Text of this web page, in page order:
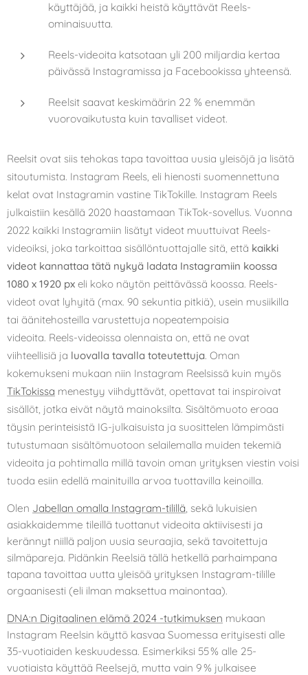
käyttäjää, ja kaikki heistä käyttävät Reels-
ominaisuutta.
Reels-videoita katsotaan yli 200 miljardia kertaa
päivässä Instagramissa ja Facebookissa yhteensä.
Reelsit saavat keskimäärin 22 % enemmän
vuorovaikutusta kuin tavalliset videot.
Reelsit ovat siis tehokas tapa tavoittaa uusia yleisöjä ja lisätä
sitoutumista. Instagram Reels, eli hienosti suomennettuna
kelat ovat Instagramin vastine TikTokille. Instagram Reels
julkaistiin kesällä 2020 haastamaan TikTok-sovellus. Vuonna
2022 kaikki Instagramiin lisätyt videot muuttuivat Reels-
videoiksi, joka tarkoittaa sisällöntuottajalle sitä, että kaikki
videot kannattaa tätä nykyä ladata Instagramiin koossa
1080 x 1920 px eli koko näytön peittävässä koossa. Reels-
videot ovat lyhyitä (max. 90 sekuntia pitkiä), usein musiikilla
tai äänitehosteilla varustettuja nopeatempoisia
videoita. Reels-videoissa olennaista on, että ne ovat
viihteellisiä ja luovalla tavalla toteutettuja. Oman
kokemukseni mukaan niin Instagram Reelsissä kuin myös
TikTokissa menestyy viihdyttävät, opettavat tai inspiroivat
sisällöt, jotka eivät näytä mainoksilta. Sisältömuoto eroaa
täysin perinteisistä IG-julkaisuista ja suosittelen lämpimästi
tutustumaan sisältömuotoon selailemalla muiden tekemiä
videoita ja pohtimalla millä tavoin oman yrityksen viestin voisi
tuoda esiin edellä mainituilla arvoa tuottavilla keinoilla.
Olen Jabellan omalla Instagram-tilillä, sekä lukuisien
asiakkaidemme tileillä tuottanut videoita aktiivisesti ja
kerännyt niillä paljon uusia seuraajia, sekä tavoitettuja
silmäpareja. Pidänkin Reelsiä tällä hetkellä parhaimpana
tapana tavoittaa uutta yleisöä yrityksen Instagram-tilille
orgaanisesti (eli ilman maksettua mainontaa).
DNA:n Digitaalinen elämä 2024 -tutkimuksen mukaan
Instagram Reelsin käyttö kasvaa Suomessa erityisesti alle
35-vuotiaiden keskuudessa. Esimerkiksi 55 % alle 25-
vuotiaista käyttää Reelsejä, mutta vain 9 % julkaisee